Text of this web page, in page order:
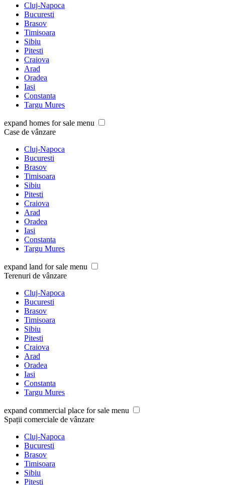
Cluj-Napoca
Bucuresti
Brasov
Timisoara
Sibiu
Pitesti
Craiova
Arad
Oradea
Iasi
Constanta
Targu Mures
expand homes for sale menu
Case de vânzare
Cluj-Napoca
Bucuresti
Brasov
Timisoara
Sibiu
Pitesti
Craiova
Arad
Oradea
Iasi
Constanta
Targu Mures
expand land for sale menu
Terenuri de vânzare
Cluj-Napoca
Bucuresti
Brasov
Timisoara
Sibiu
Pitesti
Craiova
Arad
Oradea
Iasi
Constanta
Targu Mures
expand commercial place for sale menu
Spații comerciale de vânzare
Cluj-Napoca
Bucuresti
Brasov
Timisoara
Sibiu
Pitesti